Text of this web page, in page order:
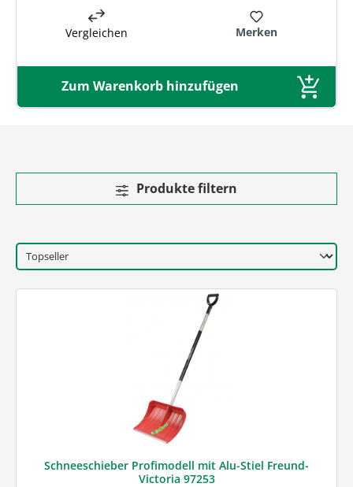
Vergleichen Merken
Zum Warenkorb hinzufügen
Produkte filtern
Schneeschieber Profimodell mit Alu-Stiel Freund-
Victoria 97253